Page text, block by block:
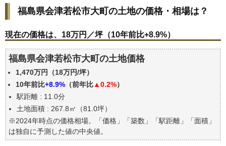
現在の価格は、18万円／坪（10年前比+8.9%）
価格を詳細に分析しよう
福島県会津若松市大町の土地の過去の売買事例
公示地価はいくら
エリアの将来性を人口予想から検討しよう
自分の年収でいくらの不動産が買える？
福島県会津若松市大町の土地の価格・相場は？
現在の価格は、18万円／坪（10年前比+8.9%）
福島県会津若松市大町の土地価格
1,470万円（18万円/坪）
10年前比+8.9% （前年比▲0.2%）
駅距離 : 11.0分
土地面積 : 267.8㎡（81.0坪）
※2024年時点の価格相場。「価格」「築数」「駅距離」「面積」
は独自に予測した値の中央値。